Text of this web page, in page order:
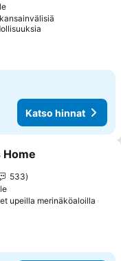
Katso hinnat
Home
533
upeilla merinäköaloilla